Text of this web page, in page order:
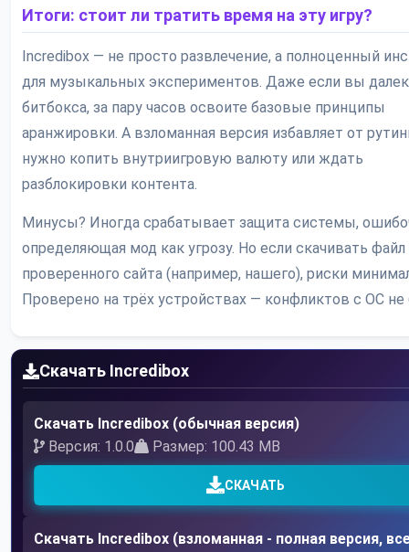
Итоги: стоит ли тратить время на эту игру?
Incredibox — не просто развлечение, а полноценный
для музыкальных экспериментов. Даже если вы
битбокса, за пару часов освоите базовые принципы
аранжировки. А взломанная версия избавляет от
нужно копить внутриигровую валюту или ждать
разблокировки контента.
Минусы? Иногда срабатывает защита системы,
определяющая мод как угрозу. Но если скачивать файл
проверенного сайта (например, нашего), риски
Проверено на трёх устройствах — конфликтов с ОС не
Скачать Incredibox
Скачать Incredibox (обычная версия)
Версия: 1.0.0
Размер: 100.43 MB
СКАЧАТЬ
Скачать Incredibox (взломанная - полная версия,